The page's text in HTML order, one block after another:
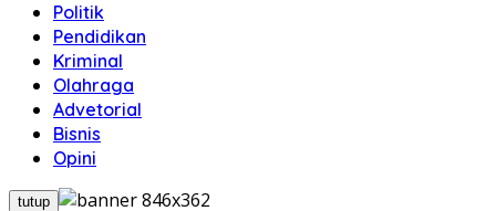
Politik
Pendidikan
Kriminal
Olahraga
Advetorial
Bisnis
Opini
tutup